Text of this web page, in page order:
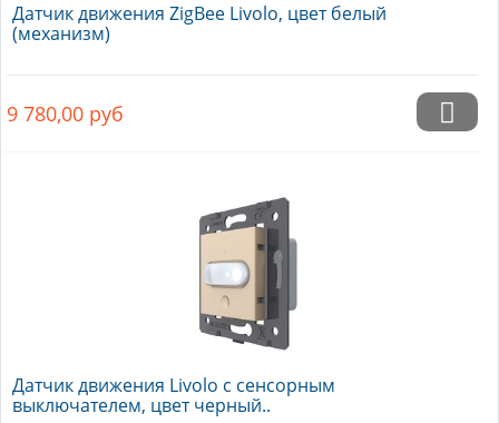
Датчик движения ZigBee Livolo, цвет белый
(механизм)
9 780,00 руб
Датчик движения Livolo с сенсорным
выключателем, цвет черный..